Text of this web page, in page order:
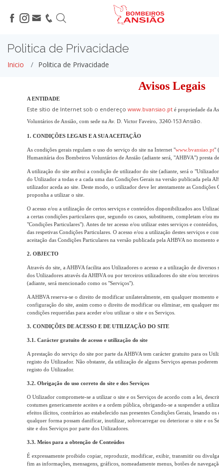
Politica de Privacidade
Inicio Politica de Privacidade
Avisos Legais
A ENTIDADE
Este sítio de Internet sob o endereço www.bvansiao.pt é propriedade da
Voluntários de Ansião, com sede na Av. D. Victor Faveiro, 3240-153 Ansião.
1. CONDIÇÕES LEGAIS E A SUA ACEITAÇÃO
As condições gerais regulam o uso do serviço do site na Internet "www.bvansiao.pt"
Humanitária dos Bombeiros Voluntários de Ansião (adiante será, "AHBVA") presta
A utilização do site atribui a condição de utilizador do site (adiante, será o
do Utilizador a todas e a cada uma das Condições Gerais na versão publicada pela
utilizador aceda ao site. Deste modo, o utilizador deve ler atentamente as Condições
proponha a utilizar o site.
O acesso e/ou a utilização de certos serviços e conteúdos disponibilizados aos
a certas condições particulares que, segundo os casos, substituem, completam e/ou
"Condições Particulares"). Antes de ter acesso e/ou utilizar estes serviços e
das respetivas Condições Particulares. O acesso e/ou a utilização destes serviços e
aceitação das Condições Particulares na versão publicada pela AHBVA no momento
2. OBJECTO
Através do site, a AHBVA facilita aos Utilizadores o acesso e a utilização de diversos
dos Utilizadores através da AHBVA ou por terceiros utilizadores do site e/ou
(adiante, será mencionado como os "Serviços").
A AHBVA reserva-se o direito de modificar unilateralmente, em qualquer momento
configuração do site, assim como o direito de modificar ou eliminar, em qualquer
condições requeridas para aceder e/ou utilizar o site e os Serviços.
3. CONDIÇÕES DE ACESSO E DE UTILIZAÇÃO DO SITE
3.1. Carácter gratuito de acesso e utilização do site
A prestação do serviço do site por parte da AHBVA tem carácter gratuito para os
registo do Utilizador. Não obstante, da utilização de alguns Serviços apenas
registo do Utilizador.
3.2. Obrigação do uso correto do site e dos Serviços
O Utilizador compromete-se a utilizar o site e os Serviços de acordo com a lei,
costumes genericamente aceites e a ordem pública, obrigando-se a suspender a
efeitos ilícitos, contrários ao estabelecido nas presentes Condições Gerais, lesando
qualquer forma possam danificar, inutilizar, sobrecarregar ou deteriorar o site e os
site e dos Serviços por parte dos Utilizadores.
3.3. Meios para a obtenção de Conteúdos
É expressamente proibido copiar, reproduzir, modificar, exibir, transmitir ou
fim as informações, mensagens, gráficos, nomeadamente menus, botões de